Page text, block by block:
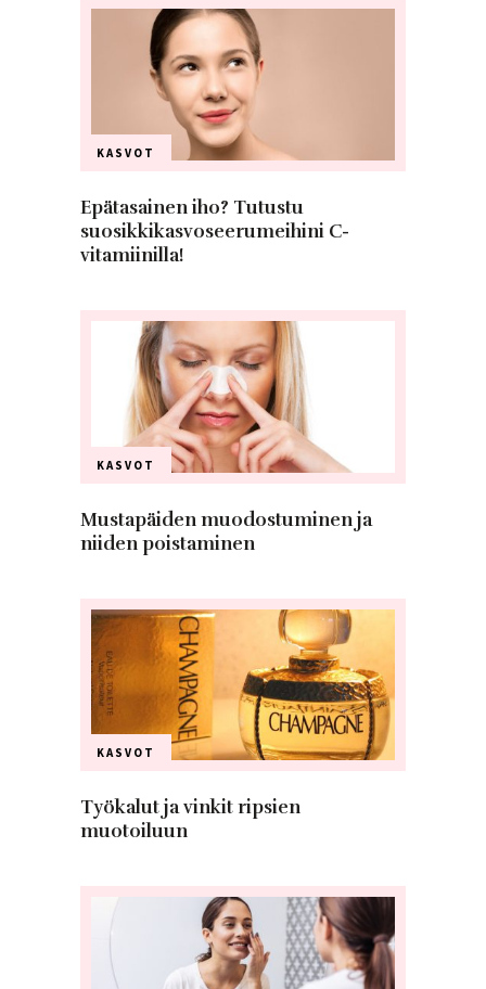
KASVOT
Epätasainen iho? Tutustu
suosikkikasvoseerumeihini C-
vitamiinilla!
KASVOT
Mustapäiden muodostuminen ja
niiden poistaminen
KASVOT
Työkalut ja vinkit ripsien
muotoiluun